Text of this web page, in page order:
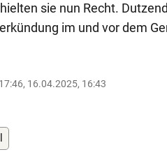
sie nun Recht.
im und vor dem
16.04.2025, 16:43